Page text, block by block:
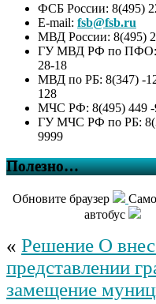
ФСБ России: 8(495)
E-mail: fsb@fsb.ru
МВД России: 8(495)
ГУ МВД РФ по ПФО:
28-18
МВД по РБ: 8(347) -
128
МЧС РФ: 8(495) 449 -
ГУ МЧС РФ по РБ:
9999
Полезно…
Обновите браузер
автобус
« Решение О
представлении
замещение